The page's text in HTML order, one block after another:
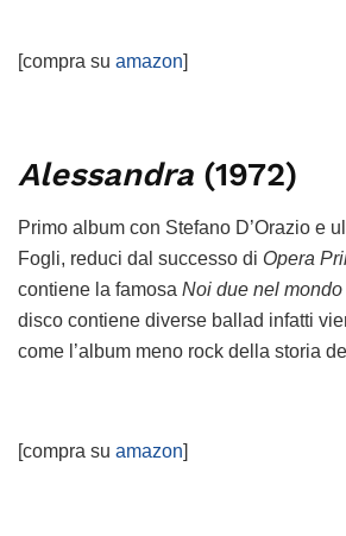
[compra su amazon]
Alessandra (1972)
Primo album con Stefano D’Orazio e
Fogli, reduci dal successo di Opera
contiene la famosa Noi due nel mondo
disco contiene diverse ballad infatti
come l’album meno rock della storia
[compra su amazon]